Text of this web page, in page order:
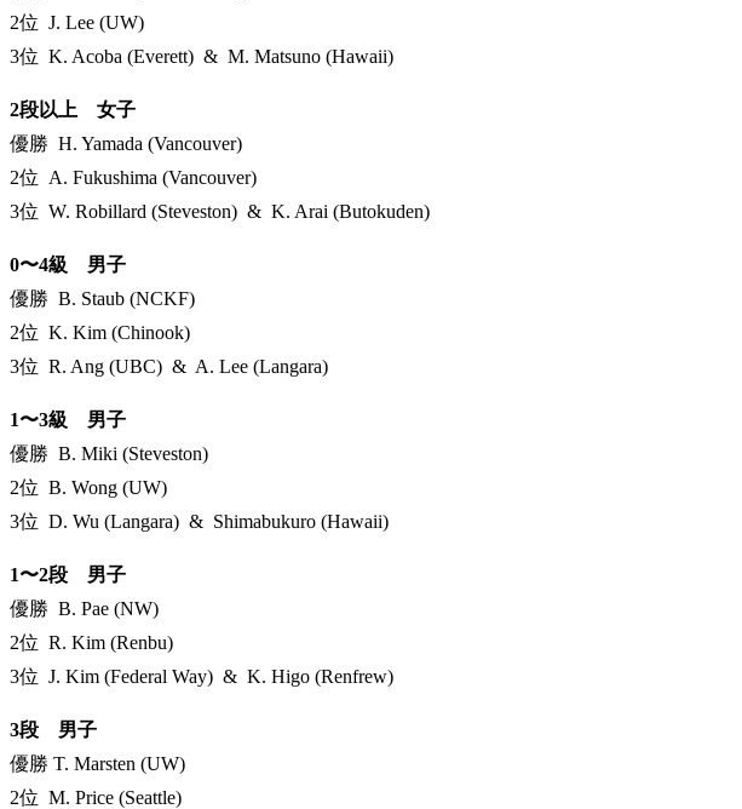
2位 J. Lee (UW)
3位 K. Acoba (Everett) & M. Matsuno (Hawaii)
2段以上 女子
優勝 H. Yamada (Vancouver)
2位 A. Fukushima (Vancouver)
3位 W. Robillard (Steveston) & K. Arai (Butokuden)
0〜4級 男子
優勝 B. Staub (NCKF)
2位 K. Kim (Chinook)
3位 R. Ang (UBC) & A. Lee (Langara)
1〜3級 男子
優勝 B. Miki (Steveston)
2位 B. Wong (UW)
3位 D. Wu (Langara) & Shimabukuro (Hawaii)
1〜2段 男子
優勝 B. Pae (NW)
2位 R. Kim (Renbu)
3位 J. Kim (Federal Way) & K. Higo (Renfrew)
3段 男子
優勝 T. Marsten (UW)
2位 M. Price (Seattle)